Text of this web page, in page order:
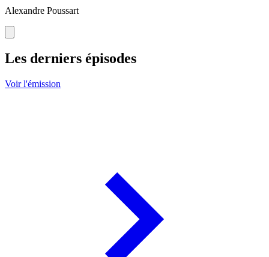
Alexandre Poussart
Les derniers épisodes
Voir l'émission